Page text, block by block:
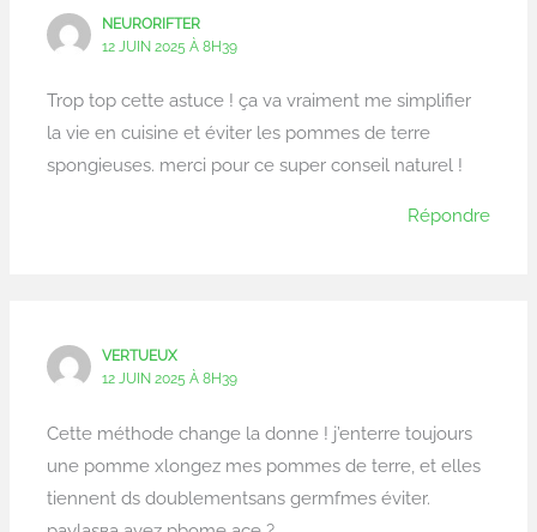
NEURORIFTER
12 JUIN 2025 À 8H39
Trop top cette astuce ! ça va vraiment me simplifier
la vie en cuisine et éviter les pommes de terre
spongieuses. merci pour ce super conseil naturel !
Répondre
VERTUEUX
12 JUIN 2025 À 8H39
Cette méthode change la donne ! j’enterre toujours
une pomme xlongez mes pommes de terre, et elles
tiennent ds doublementsans germfmes éviter.